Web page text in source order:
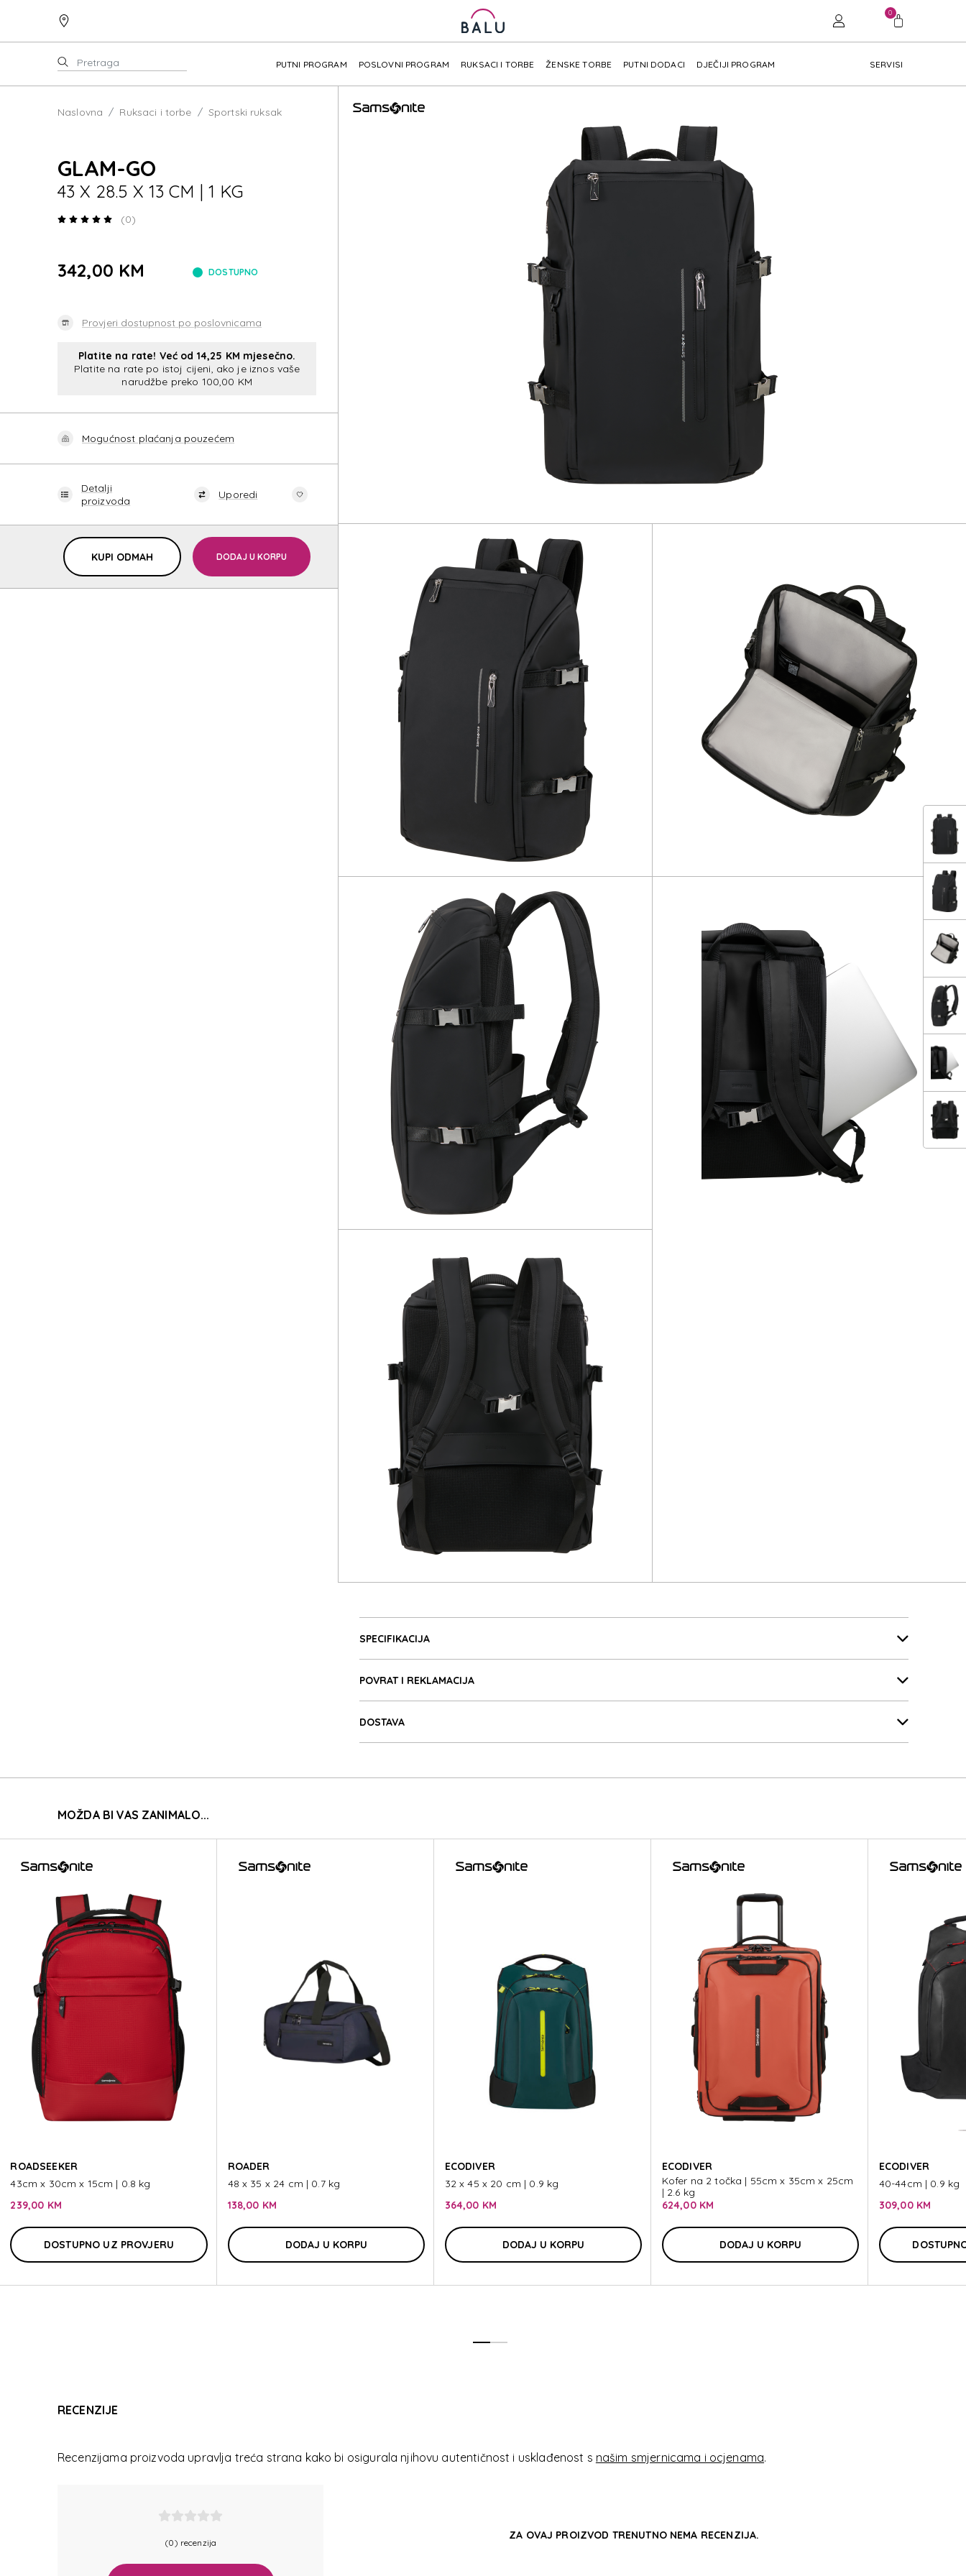
0
PUTNI PROGRAM POSLOVNI PROGRAM RUKSACI I TORBE ŽENSKE TORBE PUTNI DODACI DJEČIJI PROGRAM SERVISI
Naslovna Ruksaci i torbe Sportski ruksak
GLAM-GO
43 X 28.5 X 13 CM | 1 KG
(0)
342,00 KM DOSTUPNO
Provjeri dostupnost po poslovnicama
Platite na rate! Već od 14,25 KM mjesečno.
Platite na rate po istoj cijeni, ako je iznos vaše
narudžbe preko 100,00 KM
Mogućnost plaćanja pouzećem
Detalji
proizvoda
Uporedi
KUPI ODMAH DODAJ U KORPU
Detalji proizvoda
SPECIFIKACIJA
POVRAT I REKLAMACIJA
DOSTAVA
MOŽDA BI VAS ZANIMALO...
ROADSEEKER
43cm x 30cm x 15cm | 0.8 kg
239,00 KM
DOSTUPNO UZ PROVJERU
ROADER
48 x 35 x 24 cm | 0.7 kg
138,00 KM
DODAJ U KORPU
ECODIVER
32 x 45 x 20 cm | 0.9 kg
364,00 KM
DODAJ U KORPU
ECODIVER
Kofer na 2 točka | 55cm x 35cm x 25cm
| 2.6 kg
624,00 KM
DODAJ U KORPU
ECODIVER
40-44cm | 0.9 kg
309,00 KM
RECENZIJE
Recenzijama proizvoda upravlja treća strana kako bi osigurala njihovu autentičnost i usklađenost s našim smjernicama i ocjenama.
(0) recenzija
ZA OVAJ PROIZVOD TRENUTNO NEMA RECENZIJA.